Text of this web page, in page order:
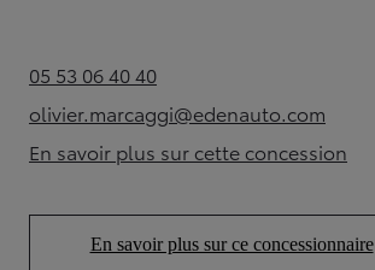
05 53 06 40 40(Opens in new tab)
olivier.marcaggi@edenauto.com
(Opens in new tab)
En savoir plus sur cette concession
(Opens in new tab)
En savoir plus sur ce concessionnaire
(Opens in new tab)